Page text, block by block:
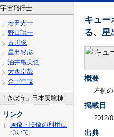
宇宙飛行士
若田光一
野口聡一
古川聡
星出彰彦
油井亀美也
大西卓哉
金井宣茂
「きぼう」日本実験棟
リンク
画像・映像の利用に
ついて
キュー
る、星
概要
左側
掲載日
2012/
出典